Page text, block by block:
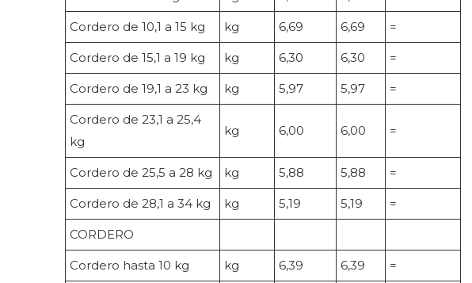
Cordero de 10,1 a 15 kg kg 6,69 6,69 =
Cordero de 15,1 a 19 kg kg 6,30 6,30 =
Cordero de 19,1 a 23 kg kg 5,97 5,97 =
Cordero de 23,1 a 25,4
kg
kg 6,00 6,00 =
Cordero de 25,5 a 28 kg kg 5,88 5,88 =
Cordero de 28,1 a 34 kg kg 5,19 5,19 =
CORDERO
Cordero hasta 10 kg kg 6,39 6,39 =